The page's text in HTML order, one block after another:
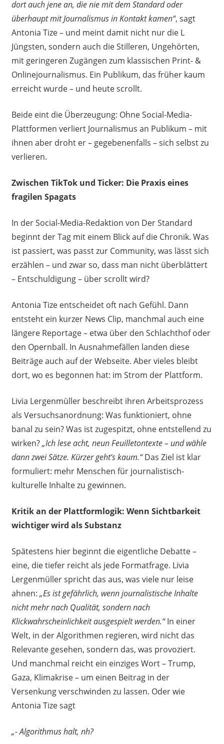
dort auch jene an, die nie mit dem Standard oder
überhaupt mit Journalismus in Kontakt kamen“, sagt
Antonia Tize – und meint damit nicht nur die L
Jüngsten, sondern auch die Stilleren, Ungehörten,
mit geringeren Zugängen zum klassischen Print- &
Onlinejournalismus. Ein Publikum, das früher kaum
erreicht wurde – und heute scrollt.
Beide eint die Überzeugung: Ohne Social-Media-
Plattformen verliert Journalismus an Publikum – mit
ihnen aber droht er – gegebenenfalls – sich selbst zu
verlieren.
Zwischen TikTok und Ticker: Die Praxis eines
fragilen Spagats
In der Social-Media-Redaktion von Der Standard
beginnt der Tag mit einem Blick auf die Chronik. Was
ist passiert, was passt zur Community, was lässt sich
erzählen – und zwar so, dass man nicht überblättert
– Entschuldigung – über scrollt wird?
Antonia Tize entscheidet oft nach Gefühl. Dann
entsteht ein kurzer News Clip, manchmal auch eine
längere Reportage – etwa über den Schlachthof oder
den Opernball. In Ausnahmefällen landen diese
Beiträge auch auf der Webseite. Aber vieles bleibt
dort, wo es begonnen hat: im Strom der Plattform.
Livia Lergenmüller beschreibt ihren Arbeitsprozess
als Versuchsanordnung: Was funktioniert, ohne
banal zu sein? Was ist zugespitzt, ohne entstellend zu
wirken?„Ich lese acht, neun Feuilletontexte – und wähle
dann zwei Sätze. Kürzer geht’s kaum.“Das Ziel ist klar
formuliert: mehr Menschen für journalistisch-
kulturelle Inhalte zu gewinnen.
Kritik an der Plattformlogik: Wenn Sichtbarkeit
wichtiger wird als Substanz
Spätestens hier beginnt die eigentliche Debatte –
eine, die tiefer reicht als jede Formatfrage. Livia
Lergenmüller spricht das aus, was viele nur leise
ahnen:„Es ist gefährlich, wenn journalistische Inhalte
nicht mehr nach Qualität, sondern nach
Klickwahrscheinlichkeit ausgespielt werden.“In einer
Welt, in der Algorithmen regieren, wird nicht das
Relevante gesehen, sondern das, was provoziert.
Und manchmal reicht ein einziges Wort – Trump,
Gaza, Klimakrise – um einen Beitrag in der
Versenkung verschwinden zu lassen. Oder wie
Antonia Tize sagt
„- Algorithmus halt, nh?